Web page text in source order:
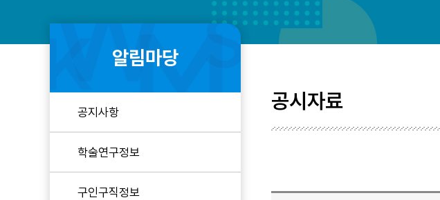
현임원
역대임원
KWMS 후원
리더스포럼
겨울워크숍 자
알림마당
공지사항
학술연구정보
구인구직정보
공시자료